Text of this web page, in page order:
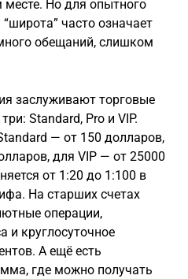
Но для опытного
часто означает
обещаний, слишком
заслуживают торговые
Standard, Pro и VIP.
— от 150 долларов,
для VIP — от 25000
от 1:20 до 1:100 в
На старших счетах
операции,
и круглосуточное
А ещё есть
где можно получать